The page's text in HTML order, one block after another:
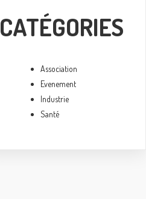
CATÉGORIES
Association
Evenement
Industrie
Santé